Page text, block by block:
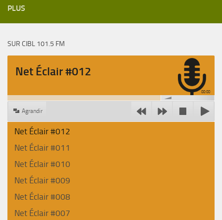
PLUS
SUR CIBL 101.5 FM
Net Éclair #012
00:00
Agrandir
Net Éclair #012
Net Éclair #011
Net Éclair #010
Net Éclair #009
Net Éclair #008
Net Éclair #007